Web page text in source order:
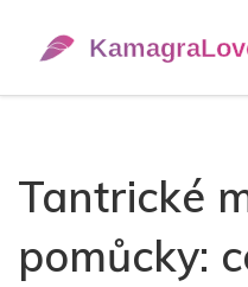
Tantrické
pomůcky: